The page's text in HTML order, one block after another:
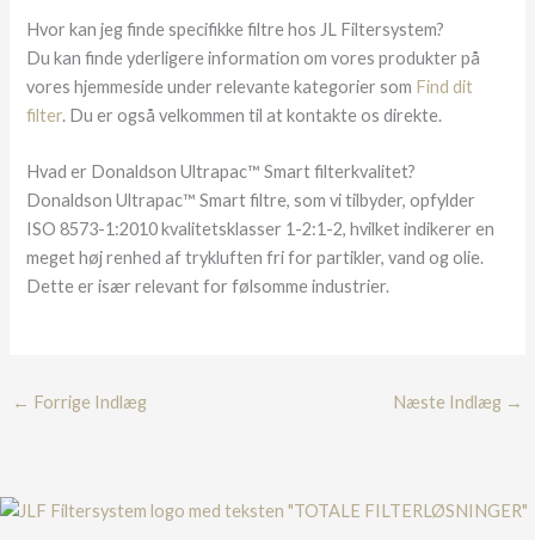
Hvor kan jeg finde specifikke filtre hos JL Filtersystem?
Du kan finde yderligere information om vores produkter på
vores hjemmeside under relevante kategorier som Find dit
filter. Du er også velkommen til at kontakte os direkte.
Hvad er Donaldson Ultrapac™ Smart filterkvalitet?
Donaldson Ultrapac™ Smart filtre, som vi tilbyder, opfylder
ISO 8573-1:2010 kvalitetsklasser 1-2:1-2, hvilket indikerer en
meget høj renhed af trykluften fri for partikler, vand og olie.
Dette er især relevant for følsomme industrier.
← Forrige Indlæg Næste Indlæg →